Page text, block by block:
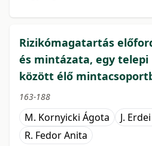
Rizikómagatartás
és mintázata, egy
között élő
163-188
M. Kornyicki Ágota
J.
R. Fedor Anita